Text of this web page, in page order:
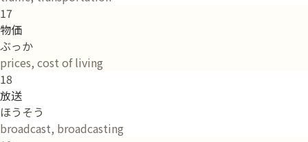
17
物価
ぶっか
prices, cost of living
18
放送
ほうそう
broadcast, broadcasting